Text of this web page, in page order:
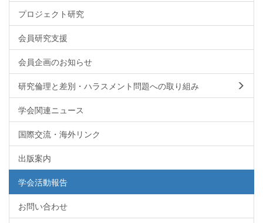
プロジェクト研究
会員研究支援
会員企画のお知らせ
研究倫理と差別・ハラスメント問題への取り組み
学会関連ニュース
国際交流・海外リンク
出版案内
学会活動報告
お問い合わせ